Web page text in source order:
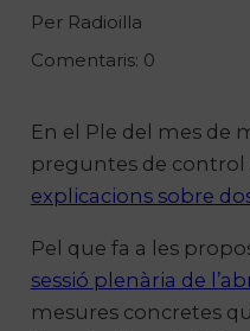
Per Radioilla
Comentaris: 0
En el Ple del mes de
preguntes de control
explicacions sobre
Pel que fa a les
sessió plenària de
mesures concretes